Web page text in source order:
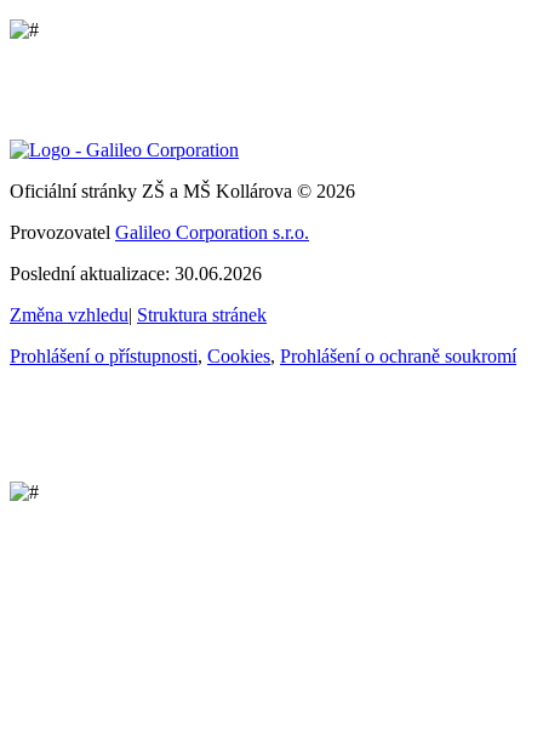
Oficiální stránky ZŠ a MŠ Kollárova © 2026
Provozovatel Galileo Corporation s.r.o.
Poslední aktualizace: 30.06.2026
Změna vzhledu Struktura stránek
Prohlášení o přístupnosti, Cookies, Prohlášení o ochraně soukromí